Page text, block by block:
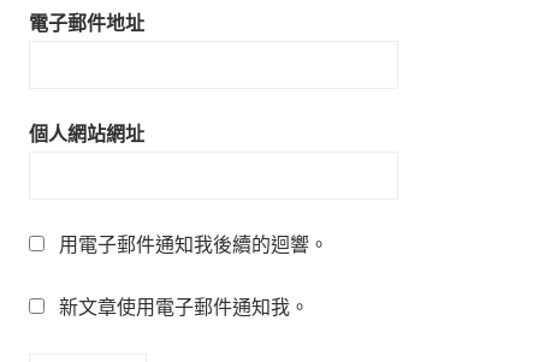
電子郵件地址
個人網站網址
用電子郵件通知我後續的迴響。
新文章使用電子郵件通知我。